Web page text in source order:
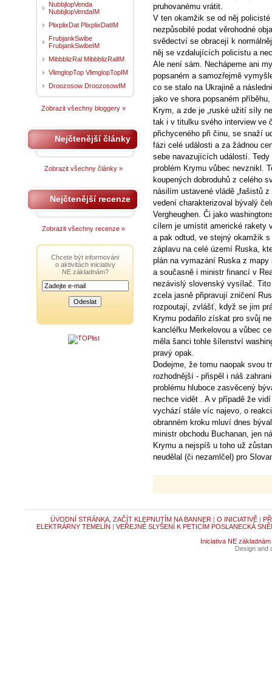
pruhovanému vrátit.
V ten okamžik se od něj
nezpůsobilé podat věrohodné
svědectví se obracejí k
něj se vzdalujících policistu a
Ale není sám. Nechápeme ani
popsaném a samozřejmě
co se stalo na Ukrajině a
jako ve shora popsaném
Krym, a zde je „ruské užití síly
tak i v titulku svého interview ve
přichyceného při činu, se snaží
fázi celé události a za žádnou
sebe navazujících událostí.
problém Krymu vůbec nevznikl.
koupených dobroduhů z celého
násilím ustavené vládě „fašistů
vedení charakterizoval bývalý
Vergheughen. Či jako
cílem je umístit americké rakety
a pak odtud, ve stejný okamžik
záplavu na celé území Ruska,
plán na vymazání Ruska z
a současně i ministr financí v
nezávislý slovenský vysílač.
zcela jasně připravují zničení
rozpoutají, zvlášť, když se jim
Krymu podařilo získat pro svůj
kancléřku Merkelovou a vůbec
měla šanci tohle šílenství
pravý opak.
Dodejme, že tomu naopak svou
rozhodnější - přispěl i náš
problému hluboce zasvěcený
nechce vidět . A v případě že
vychází stále víc najevo, o
obranném kroku mluví dnes
ministr obchodu Buchanan, jen
Krymu a nejspíš u toho už
neudělal (či nezamlčel) pro
NubbjlopVenda
NubbjlopVendaIM
PlixplixDat PlixplixDatIM
FrubjankSwibe
FrubjankSwibeIM
MibbblizRal MibbblizRalIM
VlimglopTop VlimglopTopIM
Droozosow DroozosowIM
Zobrazit všechny bloggery »
Nejčtenější články
Zobrazit všechny články »
Nejčtenější recenze
Zobrazit všechny recenze »
Chcete být informováni
o aktivitách iniciativy
NE základnám?
ÚVODNÍ STRÁNKA, ZAČÍT KLEPNUTÍM NA BANNER | O INICIATIVĚ|
ELEKTRÁRNY TEMELÍN | VEŘEJNÉ SLYŠENÍ K PETICÍM POSLANECKÁ
Iniciativa NE základnám
Design and